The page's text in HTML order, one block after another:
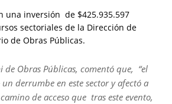
una inversión de $425.935.597
sectoriales de la Dirección de
de Obras Públicas.
de Obras Públicas, comentó que, “el
derrumbe en este sector y afectó a
de acceso que tras este evento,